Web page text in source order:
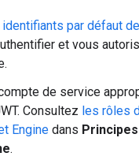
identifiants par défaut
et vous
de service
Consultez les rôles
Engine dans
.